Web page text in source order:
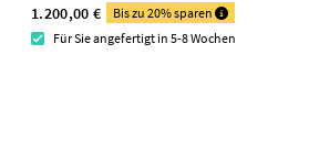
1.200,00 €
Bis zu 20% sparen
Für Sie angefertigt in 5-8 Wochen